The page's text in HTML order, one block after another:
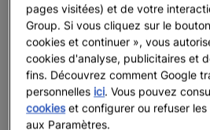
pages visitées) et de votre
Group. Si vous cliquez sur le
cookies et continuer », vous
cookies d'analyse, publicitaires et
fins. Découvrez comment Google
personnelles ici. Vous pouvez
cookies et configurer ou refuser
aux Paramètres.